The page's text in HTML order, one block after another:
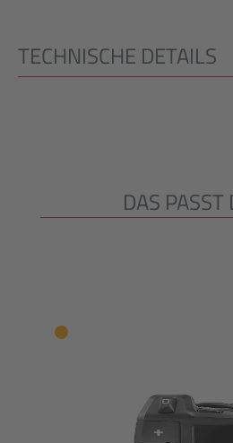
TECHNISCHE DETAILS
Produktgalerie überspringen
DAS PASST